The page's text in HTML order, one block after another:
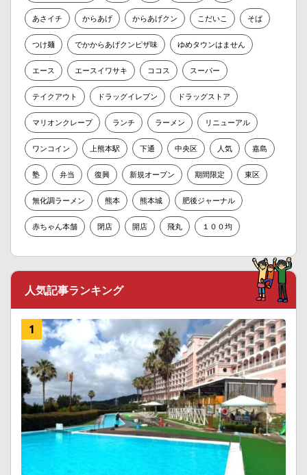
あさイチ からあげ からあげクン こだいこ そば
つけ麺 でかからあげクンピザ味 ゆめタウンはません
エース エースイワサキ ココス スーパー
テイクアウト ドラッグイレブン ドラッグストア
マリオンクレープ ランチ ラーメン リニューアル
ワンコイン 上熊本駅 下通 中央区 人気 嘉島
塾 弁当 復興 新規オープン 期間限定 東区
無化調ラーメン 熊本 熊本城 肥後ジャーナル
赤ちゃん本舗 閉店 開店 飛丸 １００均
人気記事ランキング